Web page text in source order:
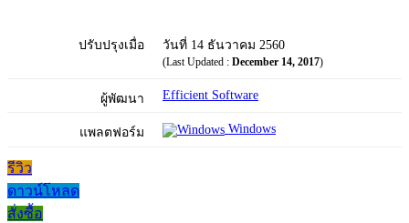
ปรับปรุงเมื่อ วันที่ 14 ธันวาคม 2560
(Last Updated : December 14, 2017)
ผู้พัฒนา Efficient Software
แพลตฟอร์ม Windows
รีวิว
ดาวน์โหลด
สั่งซื้อ